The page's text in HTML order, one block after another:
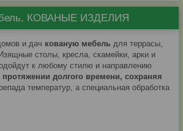
КОВАНЫЕ ИЗДЕЛИЯ
и дач кованую мебель для террасы,
столы, кресла, скамейки, арки и
к любому стилю и направлению
долгого времени, сохраняя
температур, а специальная обработка